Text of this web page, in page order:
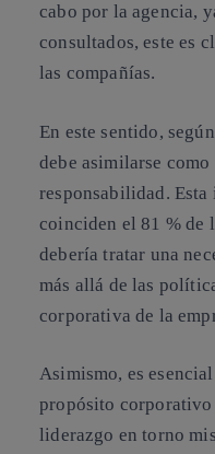
cabo por la agencia,
consultados, este es
las compañías.
En este sentido,
debe asimilarse
responsabilidad. Esta
coinciden el 81 % de
debería tratar una
más allá de las
corporativa de la
Asimismo, es
propósito corporativo
liderazgo en torno